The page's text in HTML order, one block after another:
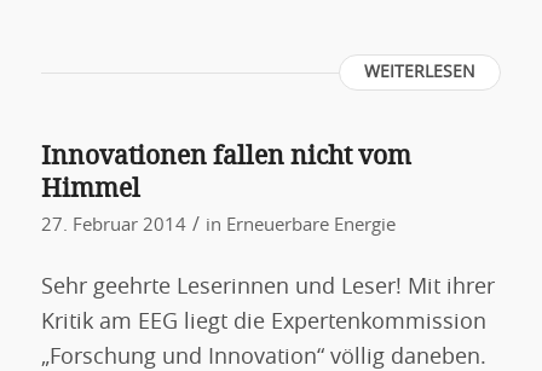
WEITERLESEN
Innovationen fallen nicht vom
Himmel
27. Februar 2014 / in Erneuerbare Energie
Sehr geehrte Leserinnen und Leser! Mit ihrer
Kritik am EEG liegt die Expertenkommission
„Forschung und Innovation“ völlig daneben.